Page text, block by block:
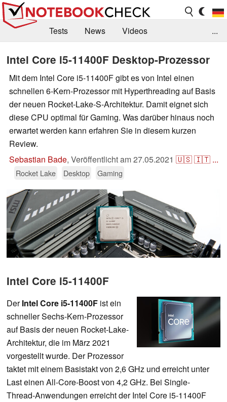
Tests News
Videos
Kaufberatung
Deals Suche
Jobs
Forum
...
Intel Core i5-11400F Desktop-Prozessor
Mit dem Intel Core i5-11400F gibt es von Intel einen
schnellen 6-Kern-Prozessor mit Hyperthreading auf Basis
der neuen Rocket-Lake-S-Architektur. Damit eignet sich
diese CPU optimal für Gaming. Was darüber hinaus noch
erwartet werden kann erfahren Sie in diesem kurzen
Review.
Sebastian Bade, Veröffentlicht am27.05.2021 🇺🇸🇮🇹 ...
Rocket Lake Desktop Gaming
Intel Core i5-11400F
DerIntel Core i5-11400F ist ein
schneller Sechs-Kern-Prozessor
auf Basis der neuen Rocket-Lake-
Architektur, die im März 2021
vorgestellt wurde. Der Prozessor
taktet mit einem Basistakt von 2,6 GHz und erreicht unter
Last einen All-Core-Boost von 4,2 GHz. Bei Single-
Thread-Anwendungen erreicht der Intel Core i5-11400F